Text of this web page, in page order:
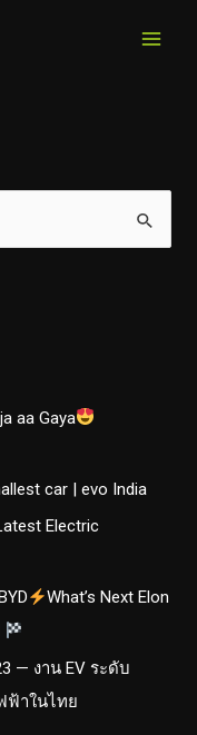
aa Gaya
car | evo India
Electric
What’s Next Elon
— งาน EV ระดับ
ฟ้าในไทย